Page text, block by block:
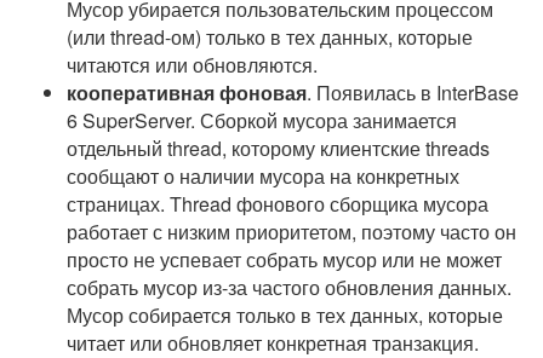
Мусор убирается пользовательским процессом
(или thread-ом) только в тех данных, которые
читаются или обновляются.
кооперативная фоновая. Появилась в InterBase
6 SuperServer. Сборкой мусора занимается
отдельный thread, которому клиентские threads
сообщают о наличии мусора на конкретных
страницах. Thread фонового сборщика мусора
работает с низким приоритетом, поэтому часто он
просто не успевает собрать мусор или не может
собрать мусор из-за частого обновления данных.
Мусор собирается только в тех данных, которые
читает или обновляет конкретная транзакция.